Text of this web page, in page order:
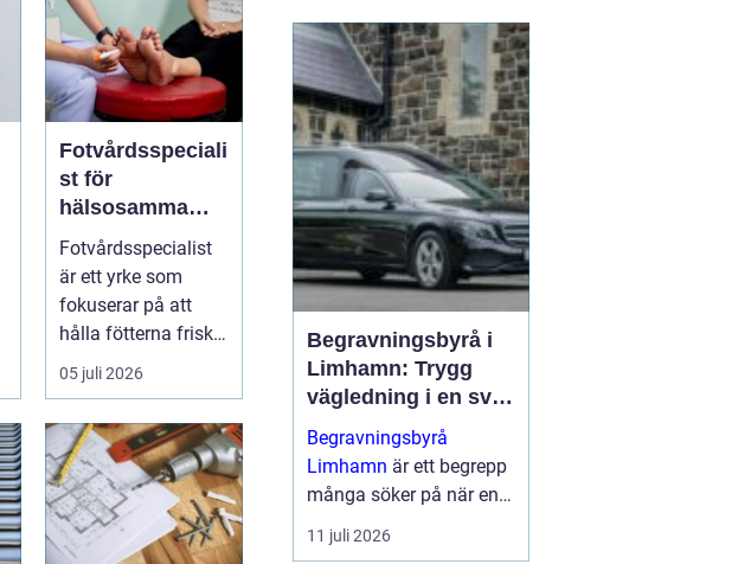
Fotvårdsspeciali
st för
hälsosamma
fötter i vardagen
Fotvårdsspecialist
är ett yrke som
fokuserar på att
hålla fötterna friska,
minska smärta och
förebyg...
05 juli 2026
livsmedel, ehandel, lager
eller butiker handlar allt i
grunden om samma sak:
rätt ...
Begravningsbyrå i
Limhamn: Trygg
vägledning i en svår
tid
Begravningsbyrå
Limhamn är ett begrepp
många söker på när en
nära anhörig har gått
bort och behovet av stöd
11 juli 2026